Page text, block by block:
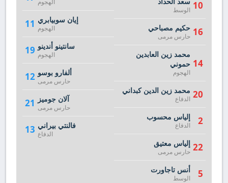
الهجوم
11 إيان سوبيابري
الهجوم
19 سانتينو أندينو
الهجوم
12 ألفارو بوسو
حارس مرمى
21 آلان جوميز
حارس مرمى
13 فالنتي بيراني
الدفاع
10 الوسط
16 حكيم مصباحي
حارس مرمى
14
محمد زين العابدين
حموني
الهجوم
20 محمد زين الدين كبداني
الدفاع
2 إلياس محسوب
الدفاع
22 إلياس معتيق
حارس مرمى
5 أنس تاجاورت
الوسط